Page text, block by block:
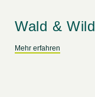
Wald & Wild
Mehr erfahren